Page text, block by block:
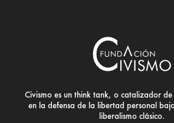
Civismo es un think tank, o catalizador
en la defensa de la libertad personal
liberalismo clásico.